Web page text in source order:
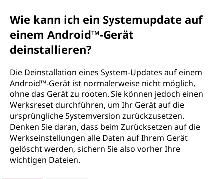
Wie kann ich ein Systemupdate auf
einem Android™-Gerät
deinstallieren?
Die Deinstallation eines System-Updates auf einem
Android™-Gerät ist normalerweise nicht möglich,
ohne das Gerät zu rooten. Sie können jedoch einen
Werksreset durchführen, um Ihr Gerät auf die
ursprüngliche Systemversion zurückzusetzen.
Denken Sie daran, dass beim Zurücksetzen auf die
Werkseinstellungen alle Daten auf Ihrem Gerät
gelöscht werden, sichern Sie also vorher Ihre
wichtigen Dateien.